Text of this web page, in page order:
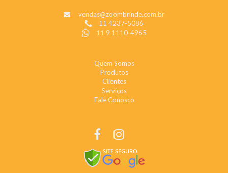
vendas@zoombrinde.com.br
11 4237-5086
11 9 1110-4965
Quem Somos
Produtos
Clientes
Serviços
Fale Conosco